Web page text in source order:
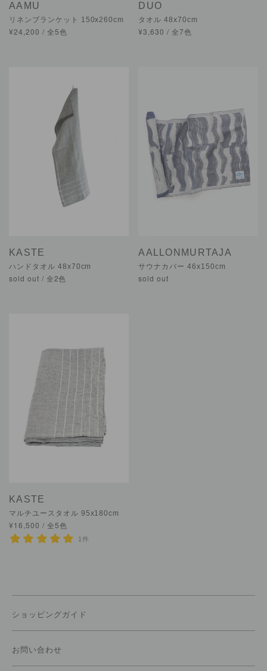
AAMU
リネンブランケット 150x260cm
¥24,200 / 全5色
DUO
タオル 48x70cm
¥3,630 / 全7色
KASTE
ハンドタオル 48x70cm
sold out / 全2色
AALLONMURTAJA
サウナカバー 46x150cm
sold out
KASTE
マルチユースタオル 95x180cm
¥16,500 / 全5色
1件
ショッピングガイド
お問い合わせ